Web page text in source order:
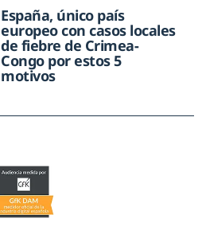
España, único país
europeo con casos locales
de fiebre de Crimea-
Congo por estos 5
motivos